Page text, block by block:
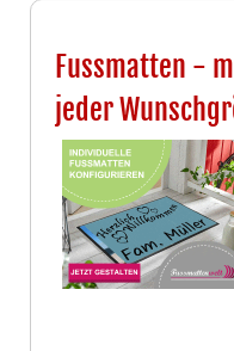
Fussmatten -
jeder